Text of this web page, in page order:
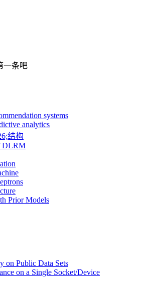
一条吧
systems
analytics
结构
DLRM
Prior Models
on Public Data Sets
on a Single Socket/Device